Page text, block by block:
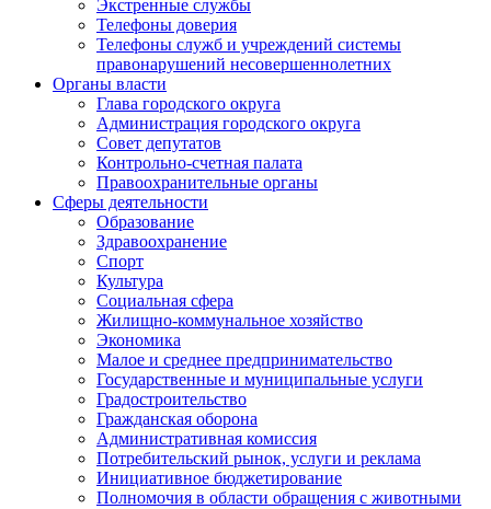
Экстренные службы
Телефоны доверия
Телефоны служб и учреждений системы
правонарушений несовершеннолетних
Органы власти
Глава городского округа
Администрация городcкого округа
Совет депутатов
Контрольно-счетная палата
Правоохранительные органы
Сферы деятельности
Образование
Здравоохранение
Спорт
Культура
Социальная сфера
Жилищно-коммунальное хозяйство
Экономика
Малое и среднее предпринимательство
Государственные и муниципальные услуги
Градостроительство
Гражданская оборона
Административная комиссия
Потребительский рынок, услуги и реклама
Инициативное бюджетирование
Полномочия в области обращения с животными